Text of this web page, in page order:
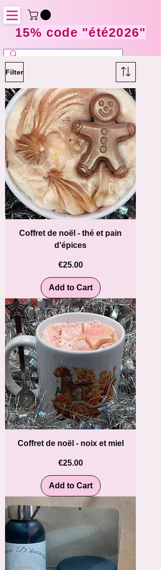
15% code "été2026"
Filter
Coffret de noël - thé et pain
d'épices
Price
€25.00
Add to Cart
Coffret de noël - noix et miel
Price
€25.00
Add to Cart